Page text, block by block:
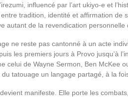
influencé par l’art ukiyo-e et
tradition, identité et affirmation de
autant de la revendication personnelle
ne reste pas cantonné à un acte
les premiers jours à Provo jusqu’à
celui de Wayne Sermon, Ben McKee
tatouage un langage partagé, à la
manifeste. Elle porte les